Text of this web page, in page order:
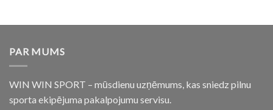
PAR MUMS
WIN WIN SPORT – mūsdienu uzņēmums, kas sniedz pilnu
sporta ekipējuma pakalpojumu servisu.